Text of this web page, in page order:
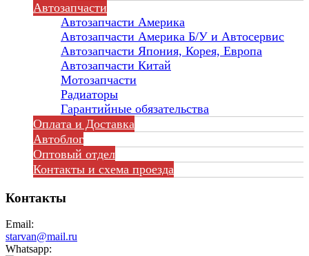
Автозапчасти
Автозапчасти Америка
Автозапчасти Америка Б/У и Автосервис
Автозапчасти Япония, Корея, Европа
Автозапчасти Китай
Мотозапчасти
Радиаторы
Гарантийные обязательства
Оплата и Доставка
Автоблог
Оптовый отдел
Контакты и схема проезда
Контакты
Email:
starvan@mail.ru
Whatsapp: